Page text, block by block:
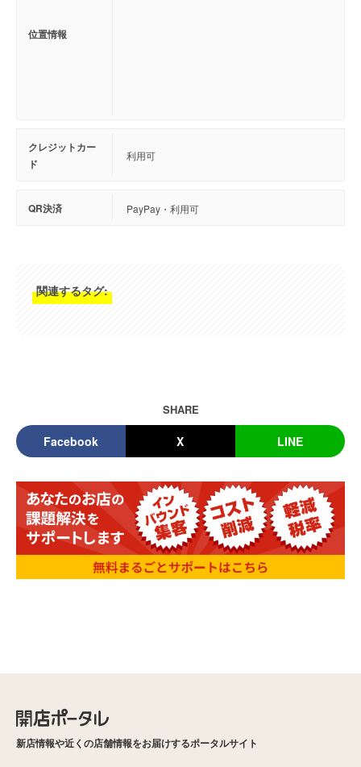
位置情報
クレジットカー
ド
利用可
QR決済 PayPay・利用可
関連するタグ:
SHARE
Facebook X LINE
新店情報や近くの店舗情報をお届けするポータルサイト